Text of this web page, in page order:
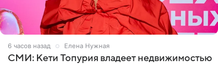
6 часов назад Елена Нужная
СМИ: Кети Топурия владеет недвижимостью